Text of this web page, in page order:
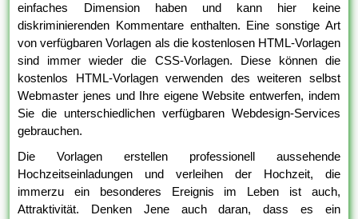
einfaches Dimension haben und kann hier keine
diskriminierenden Kommentare enthalten. Eine sonstige Art
von verfügbaren Vorlagen als die kostenlosen HTML-Vorlagen
sind immer wieder die CSS-Vorlagen. Diese können die
kostenlos HTML-Vorlagen verwenden des weiteren selbst
Webmaster jenes und Ihre eigene Website entwerfen, indem
Sie die unterschiedlichen verfügbaren Webdesign-Services
gebrauchen.
Die Vorlagen erstellen professionell aussehende
Hochzeitseinladungen und verleihen der Hochzeit, die
immerzu ein besonderes Ereignis im Leben ist auch,
Attraktivität. Denken Jene auch daran, dass es ein